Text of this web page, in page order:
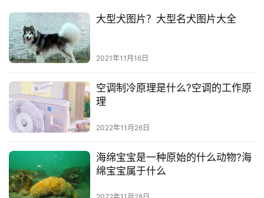
大型犬图片？大型名犬图片大全
2021年11月16日
空调制冷原理是什么?空调的工作原
理
2022年11月26日
海绵宝宝是一种原始的什么动物?海
绵宝宝属于什么